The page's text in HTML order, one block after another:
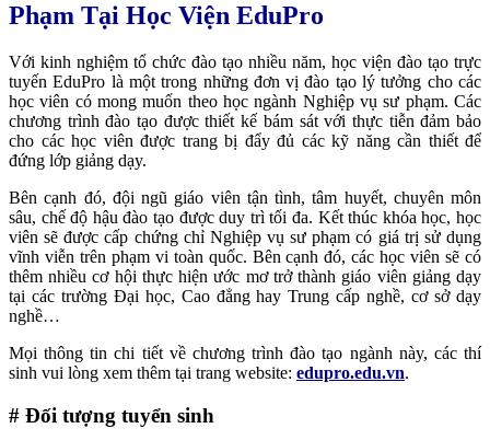
Phạm Tại Học Viện EduPro
Với kinh nghiệm tổ chức đào tạo nhiều năm, học viện đào tạo trực
tuyến EduPro là một trong những đơn vị đào tạo lý tưởng cho các
học viên có mong muốn theo học ngành Nghiệp vụ sư phạm. Các
chương trình đào tạo được thiết kế bám sát với thực tiễn đảm bảo
cho các học viên được trang bị đẩy đủ các kỹ năng cần thiết để
đứng lớp giảng dạy.
Bên cạnh đó, đội ngũ giáo viên tận tình, tâm huyết, chuyên môn
sâu, chế độ hậu đào tạo được duy trì tối đa. Kết thúc khóa học, học
viên sẽ được cấp chứng chỉ Nghiệp vụ sư phạm có giá trị sử dụng
vĩnh viễn trên phạm vi toàn quốc. Bên cạnh đó, các học viên sẽ có
thêm nhiều cơ hội thực hiện ước mơ trở thành giáo viên giảng dạy
tại các trường Đại học, Cao đẳng hay Trung cấp nghề, cơ sở dạy
nghề…
Mọi thông tin chi tiết về chương trình đào tạo ngành này, các thí
sinh vui lòng xem thêm tại trang website: edupro.edu.vn.
# Đối tượng tuyển sinh